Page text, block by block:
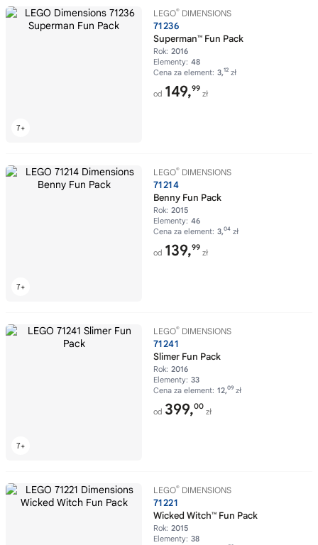
LEGO® DIMENSIONS
71236
Superman™ Fun Pack
Rok: 2016
Elementy: 48
Cena za element: 3,12 zł
od 149,99
zł
LEGO® DIMENSIONS
71214
Benny Fun Pack
Rok: 2015
Elementy: 46
Cena za element: 3,04 zł
od 139,99
zł
LEGO® DIMENSIONS
71241
Slimer Fun Pack
Rok: 2016
Elementy: 33
Cena za element: 12,09 zł
od 399,00
zł
LEGO® DIMENSIONS
71221
Wicked Witch™ Fun Pack
Rok: 2015
Elementy: 38